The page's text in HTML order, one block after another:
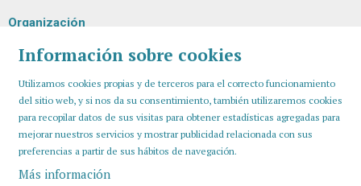
Organización
Información sobre cookies
Utilizamos cookies propias y de terceros para el correcto funcionamiento
del sitio web, y si nos da su consentimiento, también utilizaremos cookies
para recopilar datos de sus visitas para obtener estadísticas agregadas para
mejorar nuestros servicios y mostrar publicidad relacionada con sus
preferencias a partir de sus hábitos de navegación.
Más información